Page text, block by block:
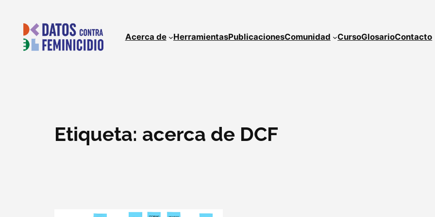
content
Acerca de HerramientasPublicacionesComunidad CursoGlosarioContacto
Etiqueta: acerca de DCF